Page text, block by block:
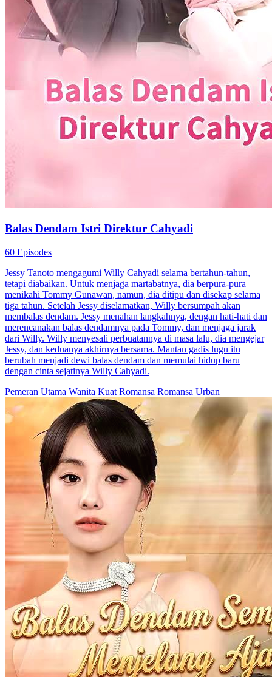
Balas Dendam Istri Direktur Cahyadi
60 Episodes
Jessy Tanoto mengagumi Willy Cahyadi selama bertahun-tahun,
tetapi diabaikan. Untuk menjaga martabatnya, dia berpura-pura
menikahi Tommy Gunawan, namun, dia ditipu dan disekap selama
tiga tahun. Setelah Jessy diselamatkan, Willy bersumpah akan
membalas dendam. Jessy menahan langkahnya, dengan hati-hati dan
merencanakan balas dendamnya pada Tommy, dan menjaga jarak
dari Willy. Willy menyesali perbuatannya di masa lalu, dia mengejar
Jessy, dan keduanya akhirnya bersama. Mantan gadis lugu itu
berubah menjadi dewi balas dendam dan memulai hidup baru
dengan cinta sejatinya Willy Cahyadi.
Pemeran Utama Wanita Kuat Romansa Romansa Urban